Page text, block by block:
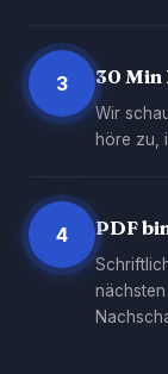
3 30 Min
Wir
höre zu,
4 PDF
nächsten